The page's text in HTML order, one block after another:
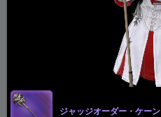
ジャッジオーダー・ケーン